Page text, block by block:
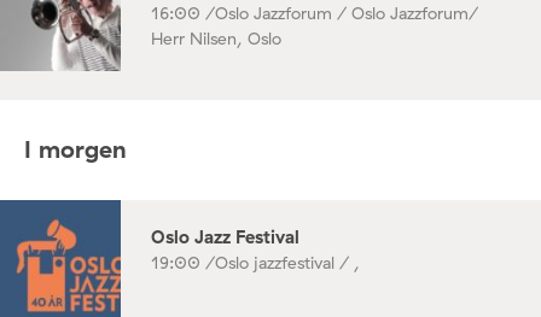
16:00 /Oslo Jazzforum / Oslo Jazzforum/
Herr Nilsen, Oslo
I morgen
Oslo Jazz Festival
19:00 /Oslo jazzfestival / ,